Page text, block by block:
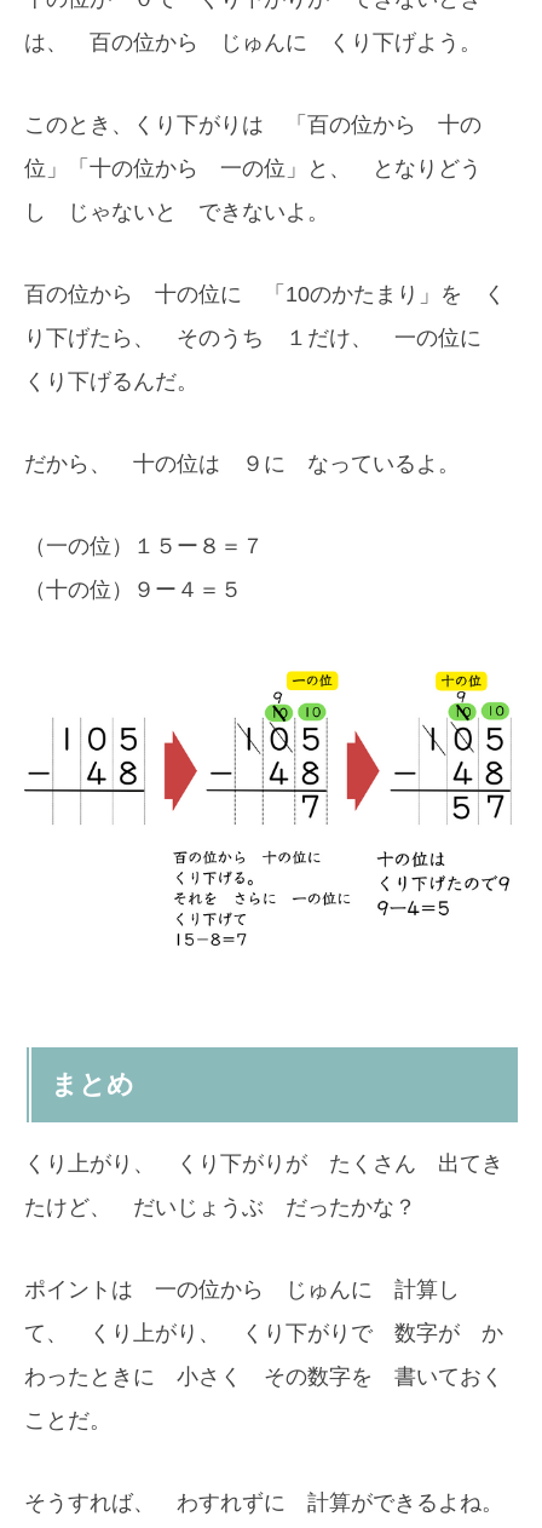
は、 百の位から じゅんに くり下げよう。
このとき、くり下がりは 「百の位から 十の
位」「十の位から 一の位」と、 となりどう
し じゃないと できないよ。
百の位から 十の位に 「10のかたまり」を く
り下げたら、 そのうち １だけ、 一の位に
くり下げるんだ。
だから、 十の位は ９に なっているよ。
（一の位）１５ー８＝７
（十の位）９ー４＝５
まとめ
くり上がり、 くり下がりが たくさん 出てき
たけど、 だいじょうぶ だったかな？
ポイントは 一の位から じゅんに 計算し
て、 くり上がり、 くり下がりで 数字が か
わったときに 小さく その数字を 書いておく
ことだ。
そうすれば、 わすれずに 計算ができるよね。